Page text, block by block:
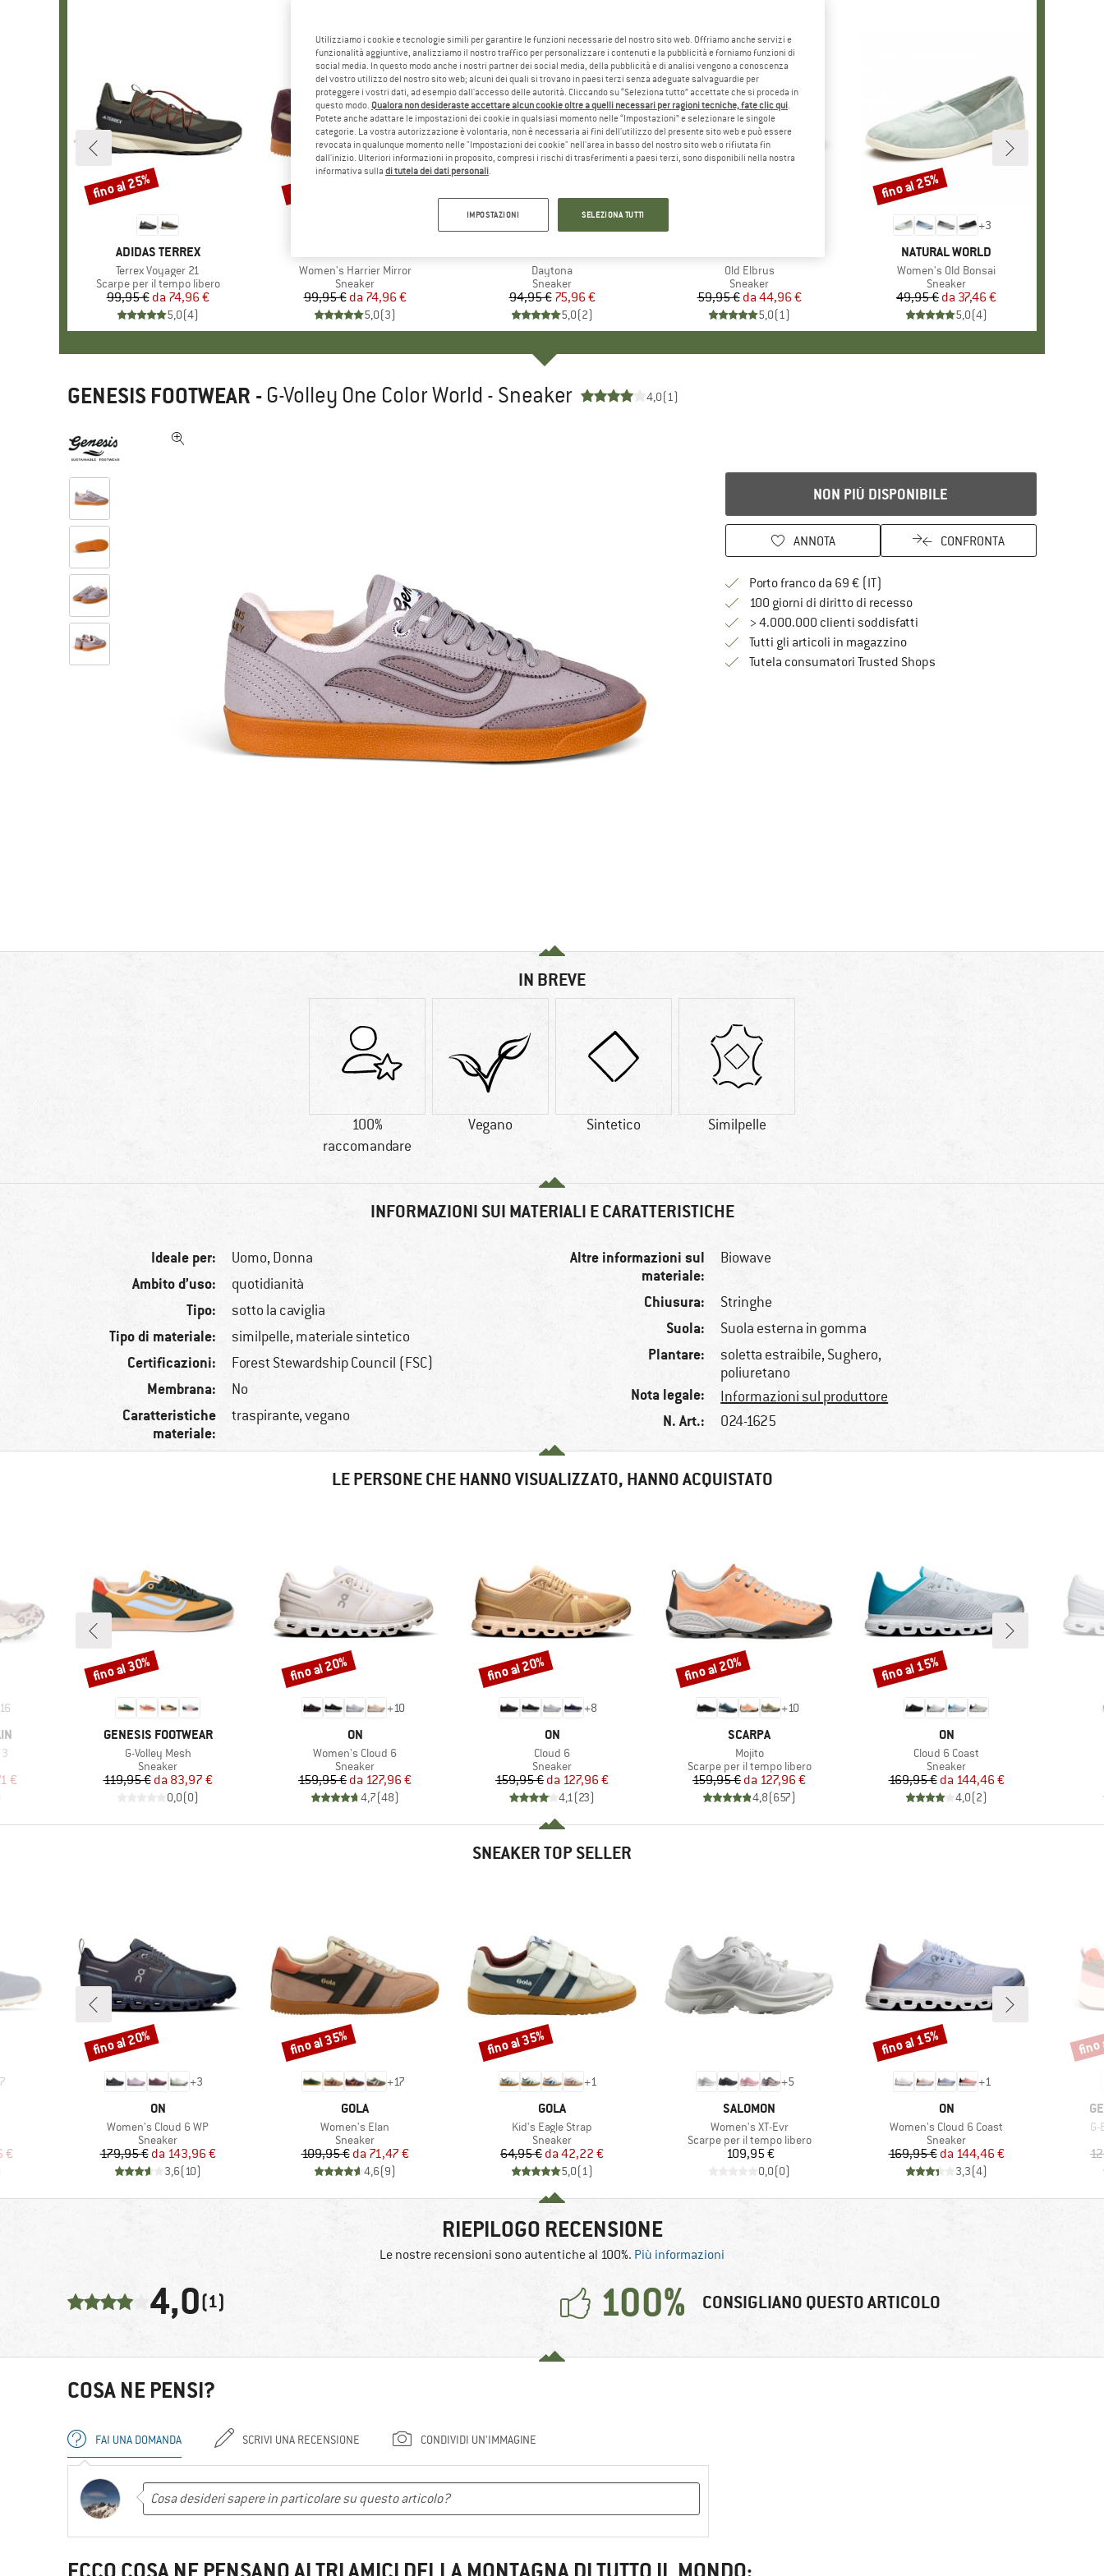
MARCHIO
ADIDAS TERREX
Articolo
Terrex Voyager 21
Gruppo di prodotti
Scarpe per il tempo libero
Prezzo
99,95 € Prezzo ridotto
da 74,96 €
5,0(4)
Sconto
fino al 25%
Articolo
Women's Harrier Mirror
Gruppo di prodotti
Sneaker
Prezzo
99,95 € Prezzo ridotto
da 74,96 €
5,0(3)
Sconto
fino al 25%
Articolo
Daytona
Gruppo di prodotti
Sneaker
Prezzo
94,95 €Prezzo ridotto
75,96 €
5,0(2)
Articolo
Old Elbrus
Gruppo di prodotti
Sneaker
Prezzo
59,95 € Prezzo ridotto
da 44,96 €
5,0(1)
+3
MARCHIO
NATURAL WORLD
Articolo
Women's Old Bonsai
Gruppo di prodotti
Sneaker
Prezzo
49,95 € Prezzo ridotto
da 37,46 €
5,0(4)
Sconto
fino al 25%
GENESIS FOOTWEAR - G-Volley One Color World - Sneaker 4,0(1)
NON PIÙ DISPONIBILE
ANNOTA CONFRONTA
Porto franco da 69 € (IT)
100 giorni di diritto di recessoVai alla politica di recesso qui Si
> 4.000.000 clienti soddisfatti
Tutti gli articoli in magazzino
Tutela consumatori Trusted ShopsTrovi tutte le informazioni qui!
IN BREVE
100%
raccomandare
Vegano Sintetico Similpelle
INFORMAZIONI SUI MATERIALI E CARATTERISTICHE
Ideale per: Uomo, Donna
Ambito d’uso: quotidianità
Tipo: sotto la caviglia
Tipo di materiale: similpelle, materiale sintetico
Certificazioni: Forest Stewardship Council (FSC)
Membrana: No
Caratteristiche
materiale:
traspirante, vegano
Altre informazioni sul
materiale:
Biowave
Chiusura: Stringhe
Suola: Suola esterna in gomma
Plantare:
soletta estraibile, Sughero,
poliuretano
Nota legale: Informazioni sul produttore
N. Art.: 024-1625
LE PERSONE CHE HANNO VISUALIZZATO, HANNO ACQUISTATO
16
€
MARCHIO
GENESIS FOOTWEAR
Articolo
G-Volley Mesh
Gruppo di prodotti
Sneaker
Prezzo
119,95 € Prezzo ridotto
da 83,97 €
0,0(0)
Sconto
fino al 30%
+10
MARCHIO
ON
Articolo
Women's Cloud 6
Gruppo di prodotti
Sneaker
Prezzo
159,95 € Prezzo ridotto
da 127,96 €
4,7(48)
Sconto
fino al 20%
+8
MARCHIO
ON
Articolo
Cloud 6
Gruppo di prodotti
Sneaker
Prezzo
159,95 € Prezzo ridotto
da 127,96 €
4,1(23)
Sconto
fino al 20%
+10
MARCHIO
SCARPA
Articolo
Mojito
Gruppo di prodotti
Scarpe per il tempo libero
Prezzo
159,95 € Prezzo ridotto
da 127,96 €
4,8(657)
Sconto
fino al 20%
MARCHIO
ON
Articolo
Cloud 6 Coast
Gruppo di prodotti
Sneaker
Prezzo
169,95 € Prezzo ridotto
da 144,46 €
4,0(2)
Sconto
fino al 15%
SNEAKER TOP SELLER
7
€
+3
MARCHIO
ON
Articolo
Women's Cloud 6 WP
Gruppo di prodotti
Sneaker
Prezzo
179,95 € Prezzo ridotto
da 143,96 €
3,6(10)
Sconto
fino al 20%
+17
MARCHIO
GOLA
Articolo
Women's Elan
Gruppo di prodotti
Sneaker
Prezzo
109,95 € Prezzo ridotto
da 71,47 €
4,6(9)
Sconto
fino al 35%
+1
MARCHIO
GOLA
Articolo
Kid's Eagle Strap
Gruppo di prodotti
Sneaker
Prezzo
64,95 € Prezzo ridotto
da 42,22 €
5,0(1)
Sconto
fino al 35%
+5
MARCHIO
SALOMON
Articolo
Women's XT-Evr
Gruppo di prodotti
Scarpe per il tempo libero
Prezzo
109,95 €
0,0(0)
+1
MARCHIO
ON
Articolo
Women's Cloud 6 Coast
Gruppo di prodotti
Sneaker
Prezzo
169,95 € Prezzo ridotto
da 144,46 €
3,3(4)
Sconto
fino al 15% fino
RIEPILOGO RECENSIONE
Le nostre recensioni sono autentiche al 100%. Più informazioni
4,0(1) 100% CONSIGLIANO QUESTO ARTICOLO
COSA NE PENSI?
FAI UNA DOMANDA SCRIVI UNA RECENSIONE CONDIVIDI UN'IMMAGINE
Utilizziamo i cookie e tecnologie simili per garantire le funzioni necessarie del nostro sito web. Offriamo anche servizi e
funzionalità aggiuntive, analizziamo il nostro traffico per personalizzare i contenuti e la pubblicità e forniamo funzioni di
social media. In questo modo anche i nostri partner dei social media, della pubblicità e di analisi vengono a conoscenza
del vostro utilizzo del nostro sito web; alcuni dei quali si trovano in paesi terzi senza adeguate salvaguardie per
proteggere i vostri dati, ad esempio dall'accesso delle autorità. Cliccando su “Seleziona tutto” accettate che si proceda in
questo modo. Qualora non desideraste accettare alcun cookie oltre a quelli necessari per ragioni tecniche, fate clic qui.
Potete anche adattare le impostazioni dei cookie in qualsiasi momento nelle “Impostazioni” e selezionare le singole
categorie. La vostra autorizzazione è volontaria, non è necessaria ai fini dell'utilizzo del presente sito web e può essere
revocata in qualunque momento nelle "Impostazioni dei cookie" nell'area in basso del nostro sito web o rifiutata fin
dall'inizio. Ulteriori informazioni in proposito, compresi i rischi di trasferimenti a paesi terzi, sono disponibili nella nostra
informativa sulla di tutela dei dati personali.
IMPOSTAZIONI SELEZIONA TUTTI